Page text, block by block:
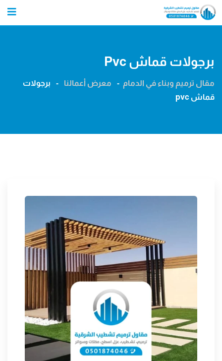
Skip
برجولات قماش Pvc
مقال ترميم وبناء في الدمام - معرض أعمالنا -
برجولات
قماش pvc